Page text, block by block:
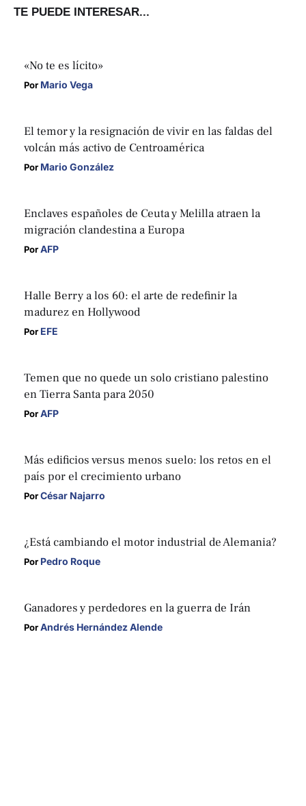
TE PUEDE INTERESAR...
«No te es lícito»
Por Mario Vega
El temor y la resignación de vivir en las faldas del
volcán más activo de Centroamérica
Por Mario González
Enclaves españoles de Ceuta y Melilla atraen la
migración clandestina a Europa
Por AFP
Halle Berry a los 60: el arte de redefinir la
madurez en Hollywood
Por EFE
Temen que no quede un solo cristiano palestino
en Tierra Santa para 2050
Por AFP
Más edificios versus menos suelo: los retos en el
país por el crecimiento urbano
Por César Najarro
¿Está cambiando el motor industrial de Alemania?
Por Pedro Roque
Ganadores y perdedores en la guerra de Irán
Por Andrés Hernández Alende